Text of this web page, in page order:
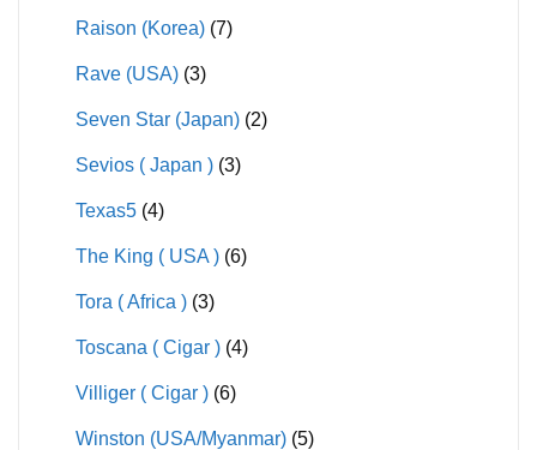
Raison (Korea) (7)
Rave (USA) (3)
Seven Star (Japan) (2)
Sevios ( Japan ) (3)
Texas5 (4)
The King ( USA ) (6)
Tora ( Africa ) (3)
Toscana ( Cigar ) (4)
Villiger ( Cigar ) (6)
Winston (USA/Myanmar) (5)